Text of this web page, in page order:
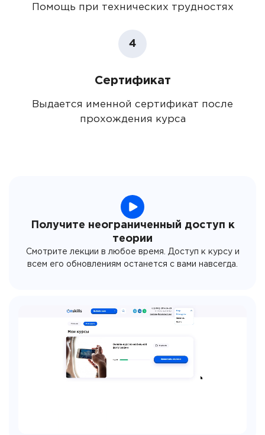
Помощь при технических трудностях
4
Сертификат
Выдается именной сертификат после
прохождения курса
Получите неограниченный доступ к
теории
Смотрите лекции в любое время. Доступ к курсу и
всем его обновлениям останется с вами навсегда.